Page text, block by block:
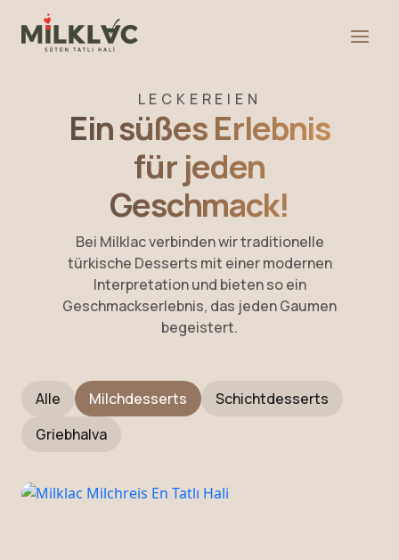
LECKEREIEN
Ein süßes Erlebnis
für jeden
Geschmack!
Bei Milklac verbinden wir traditionelle
türkische Desserts mit einer modernen
Interpretation und bieten so ein
Geschmackserlebnis, das jeden Gaumen
begeistert.
Alle Milchdesserts
Schichtdesserts
Griebhalva